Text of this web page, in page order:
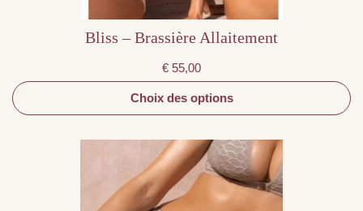
Bliss – Brassière Allaitement
€ 55,00
Choix des options
Ce
produit
plusieurs
variations.